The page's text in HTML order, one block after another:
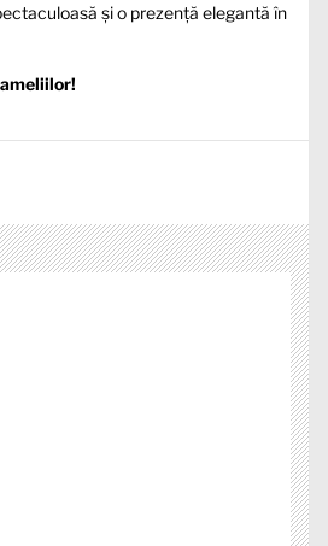
și o prezență elegantă în